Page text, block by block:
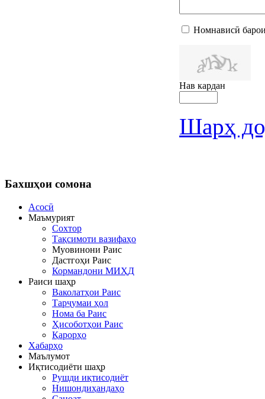
Номнависӣ
Нав кардан
Шарҳ
Бахшҳои сомона
Асосӣ
Маъмурият
Сохтор
Тақсимоти вазифаҳо
Муовинони Раис
Дастгоҳи Раис
Кормандони МИҲД
Раиси шаҳр
Ваколатҳои Раис
Тарҷумаи ҳол
Нома ба Раис
Ҳисоботҳои Раис
Қарорҳо
Хабарҳо
Маълумот
Иқтисодиёти шаҳр
Рушди иқтисодиёт
Нишондиҳандаҳо